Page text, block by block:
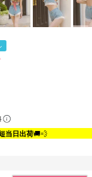
当日出荷🚚💨